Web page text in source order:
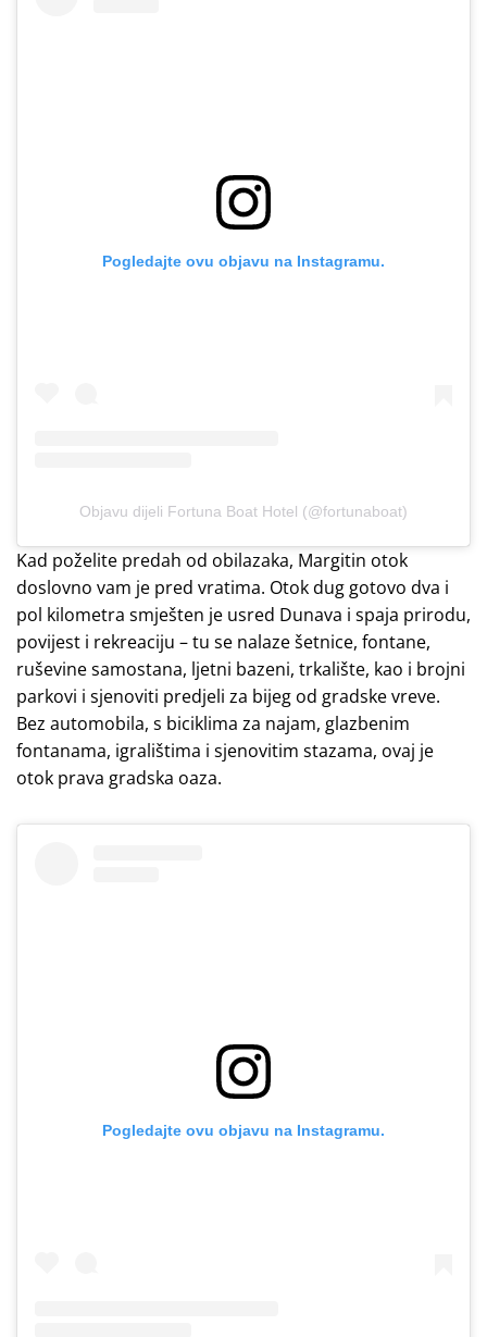
Pogledajte ovu objavu na Instagramu.
Objavu dijeli Fortuna Boat Hotel (@fortunaboat)
Kad poželite predah od obilazaka, Margitin otok
doslovno vam je pred vratima. Otok dug gotovo dva i
pol kilometra smješten je usred Dunava i spaja prirodu,
povijest i rekreaciju – tu se nalaze šetnice, fontane,
ruševine samostana, ljetni bazeni, trkalište, kao i brojni
parkovi i sjenoviti predjeli za bijeg od gradske vreve.
Bez automobila, s biciklima za najam, glazbenim
fontanama, igralištima i sjenovitim stazama, ovaj je
otok prava gradska oaza.
Pogledajte ovu objavu na Instagramu.